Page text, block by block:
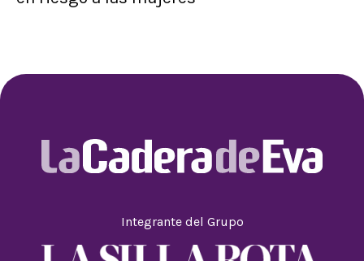
Integrante del Grupo